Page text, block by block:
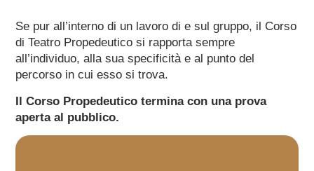
Se pur all’interno di un lavoro di e sul gruppo, il Corso
di Teatro Propedeutico si rapporta sempre
all’individuo, alla sua specificità e al punto del
percorso in cui esso si trova.
Il Corso Propedeutico termina con una prova
aperta al pubblico.